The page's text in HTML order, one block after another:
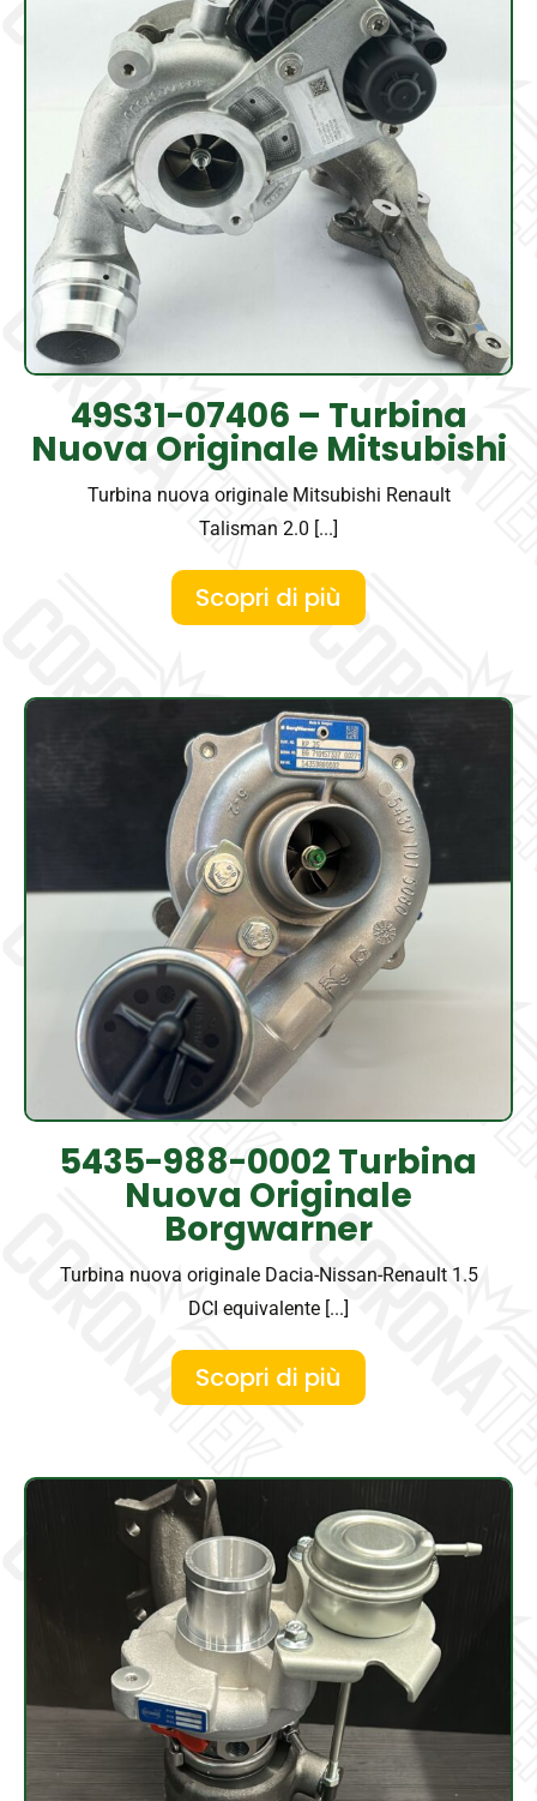
49S31-07406 – Turbina
Nuova Originale Mitsubishi
Turbina nuova originale Mitsubishi Renault
Talisman 2.0 [...]
Scopri di più
5435-988-0002 Turbina
Nuova Originale
Borgwarner
Turbina nuova originale Dacia-Nissan-Renault 1.5
DCI equivalente [...]
Scopri di più